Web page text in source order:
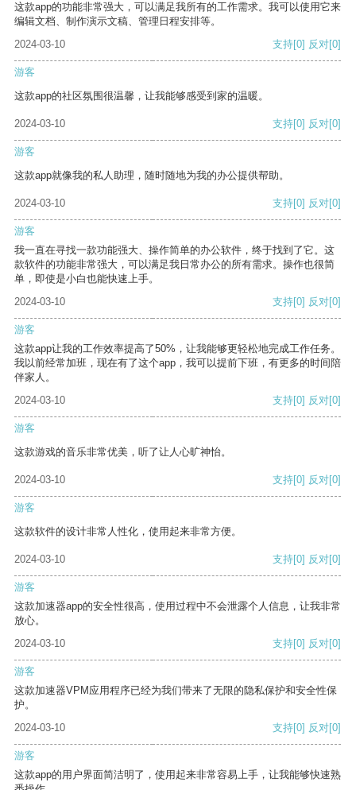
这款app的功能非常强大，可以满足我所有的工作需求。我可以使用它来
编辑文档、制作演示文稿、管理日程安排等。
2024-03-10
支持[0] 反对[0]
游客
这款app的社区氛围很温馨，让我能够感受到家的温暖。
2024-03-10 支持[0] 反对[0]
游客
这款app就像我的私人助理，随时随地为我的办公提供帮助。
2024-03-10 支持[0] 反对[0]
游客
我一直在寻找一款功能强大、操作简单的办公软件，终于找到了它。这
款软件的功能非常强大，可以满足我日常办公的所有需求。操作也很简
单，即使是小白也能快速上手。
2024-03-10
支持[0] 反对[0]
游客
这款app让我的工作效率提高了50%，让我能够更轻松地完成工作任务。
我以前经常加班，现在有了这个app，我可以提前下班，有更多的时间陪
伴家人。
2024-03-10
支持[0] 反对[0]
游客
这款游戏的音乐非常优美，听了让人心旷神怡。
2024-03-10 支持[0] 反对[0]
游客
这款软件的设计非常人性化，使用起来非常方便。
2024-03-10 支持[0] 反对[0]
游客
这款加速器app的安全性很高，使用过程中不会泄露个人信息，让我非常
放心。
2024-03-10
支持[0] 反对[0]
游客
这款加速器VPM应用程序已经为我们带来了无限的隐私保护和安全性保
护。
2024-03-10
支持[0] 反对[0]
游客
这款app的用户界面简洁明了，使用起来非常容易上手，让我能够快速熟